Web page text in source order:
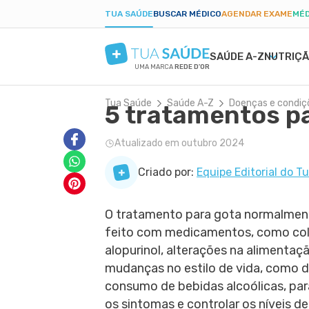
TUA SAÚDEBUSCAR MÉDICOAGENDAR EXAME
SAÚDE A-Z
UMA MARCAREDE D'OR
SINTOMAS
EXAMES
TRATAMENTOS NATURAIS
VIDA ÍNTIMA
PRIMEIROS SOCORROS
DIETAS
JEJUM INTERMITENTE
DIETA CETOGÊNICA
DIETA DUKAN
GRAVIDEZ SAUDÁVEL
EXERCÍCIO NA GRAVIDEZ
EXAMES DA GRAVIDEZ
DESCONFORTOS DA GRAVIDEZ
PÓS-
SAÚDE MENTAL
ANSIEDADE
DEPRESSÃO
TDAH
BORDERLINE
FOBIAS
LONGEVIDADE
BELEZA E
CICATRIZ
ACNE
RUGAS
Tua Saúde Saúde A-Z Doenças e
5 tratamentos
Atualizado em outubro 2024
Criado por: Equipe Editorial do
O tratamento para gota
feito com medicamentos, como
alopurinol, alterações na
mudanças no estilo de vida, como
consumo de bebidas alcoólicas,
os sintomas e controlar os níveis